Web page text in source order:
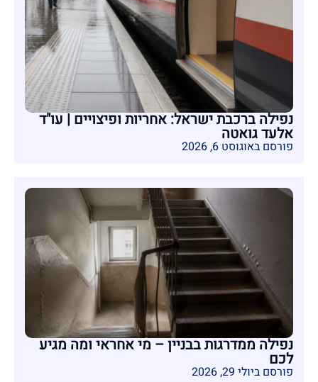
נפילה ברכבת ישראל: אחריות ופיצויים | עו"ד
אלעד גואטה
פורסם באוגוסט 6, 2026
נפילה ממדרגות בבניין – מי אחראי ומה מגיע
לכם
פורסם ביולי 29, 2026